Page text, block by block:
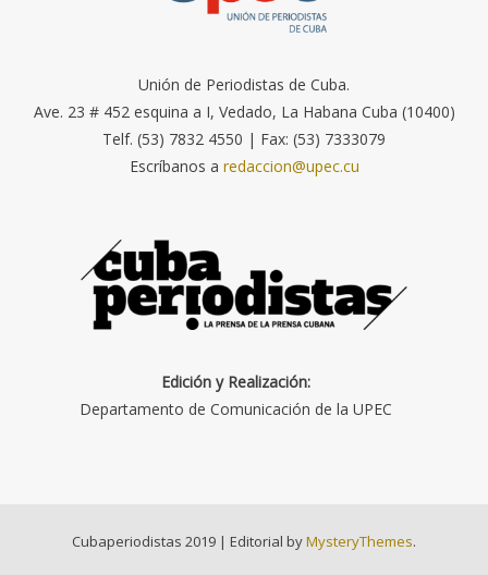
Unión de Periodistas de Cuba.
Ave. 23 # 452 esquina a I, Vedado, La Habana Cuba (10400)
Telf. (53) 7832 4550 | Fax: (53) 7333079
Escríbanos a redaccion@upec.cu
Edición y Realización:
Departamento de Comunicación de la UPEC
Cubaperiodistas 2019 | Editorial byMysteryThemes.